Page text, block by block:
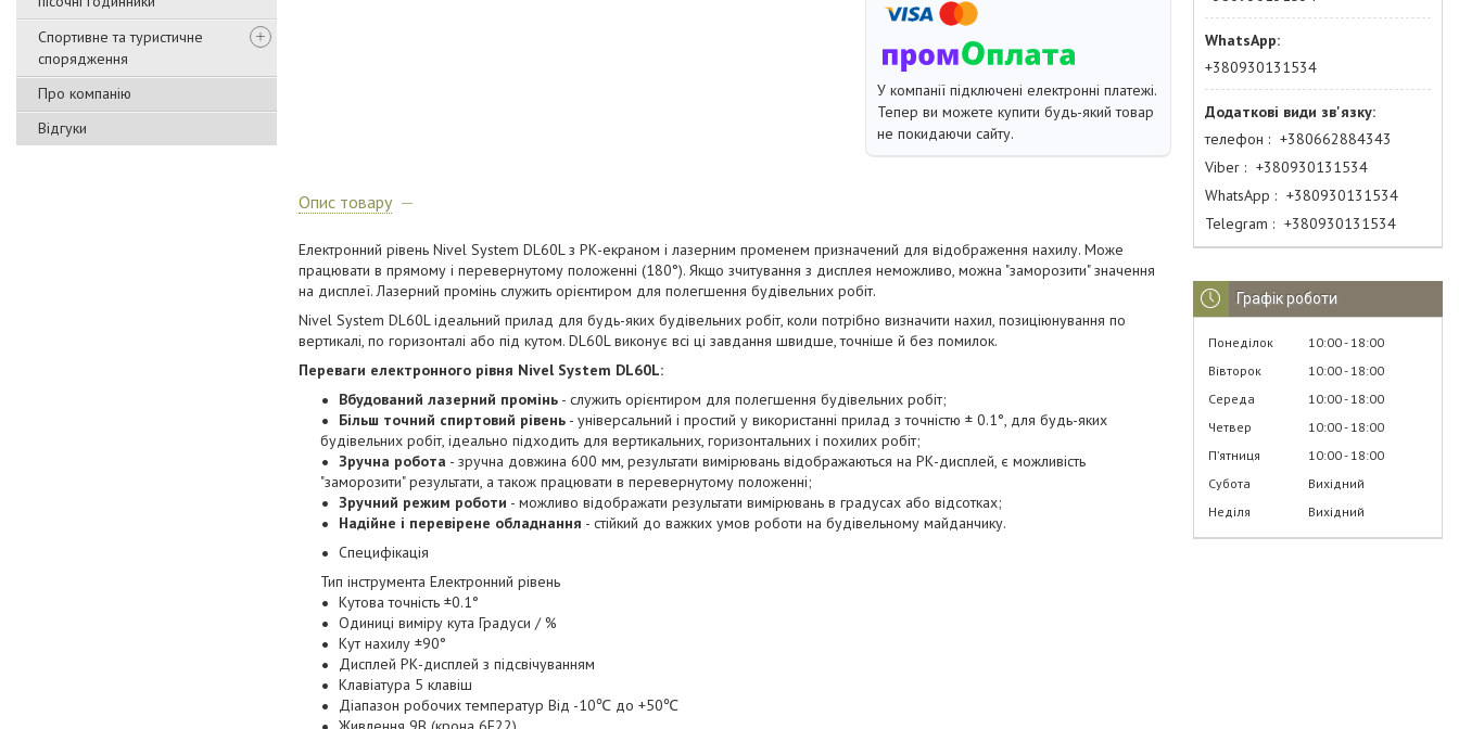
Спортивне та туристичне
спорядження
Про компанію
Відгуки
У компанії підключені електронні платежі.
Тепер ви можете купити будь-який товар
не покидаючи сайту.
Опис товару
Електронний рівень Nivel System DL60L з РК-екраном і лазерним променем призначений для відображення нахилу. Може
працювати в прямому і перевернутому положенні (180°). Якщо зчитування з дисплея неможливо, можна "заморозити" значення
на дисплеї. Лазерний промінь служить орієнтиром для полегшення будівельних робіт.
Nivel System DL60L ідеальний прилад для будь-яких будівельних робіт, коли потрібно визначити нахил, позиціюнування по
вертикалі, по горизонталі або під кутом. DL60L виконує всі ці завдання швидше, точніше й без помилок.
Переваги електронного рівня Nivel System DL60L:
Вбудований лазерний промінь - служить орієнтиром для полегшення будівельних робіт;
Більш точний спиртовий рівень - універсальний і простий у використанні прилад з точністю ± 0.1°, для будь-яких
будівельних робіт, ідеально підходить для вертикальних, горизонтальних і похилих робіт;
Зручна робота - зручна довжина 600 мм, результати вимірювань відображаються на РК-дисплей, є можливість
"заморозити" результати, а також працювати в перевернутому положенні;
Зручний режим роботи - можливо відображати результати вимірювань в градусах або відсотках;
Надійне і перевірене обладнання - стійкий до важких умов роботи на будівельному майданчику.
Специфікація
Тип інструмента Електронний рівень
Кутова точність ±0.1°
Одиниці виміру кута Градуси / %
Кут нахилу ±90°
Дисплей РК-дисплей з підсвічуванням
Клавіатура 5 клавіш
Діапазон робочих температур Від -10℃ до +50℃
+380930131534
телефон
+380662884343
Viber
+380930131534
WhatsApp
+380930131534
Telegram
+380930131534
Графік роботи
Понеділок 10:00 18:00
Вівторок
10:00 18:00
Середа
10:00 18:00
Четвер
10:00 18:00
Пʼятниця
10:00 18:00
Субота
Вихідний
Неділя
Вихідний